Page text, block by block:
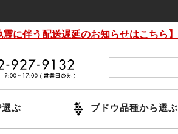
震に伴う配送遅延のお知らせはこちら】
ぶ ブドウ品種から選ぶ